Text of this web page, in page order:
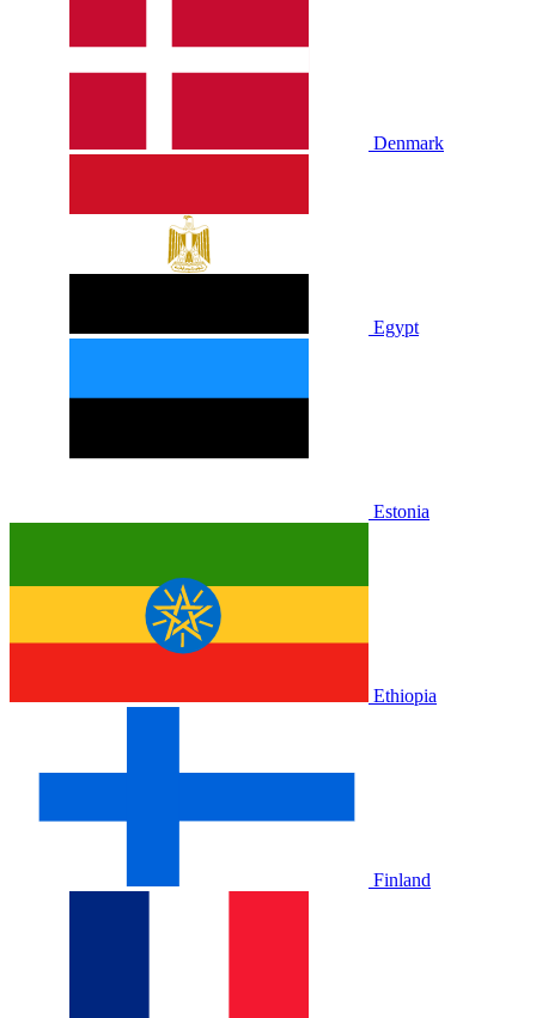
Denmark
Egypt
Estonia
Ethiopia
Finland